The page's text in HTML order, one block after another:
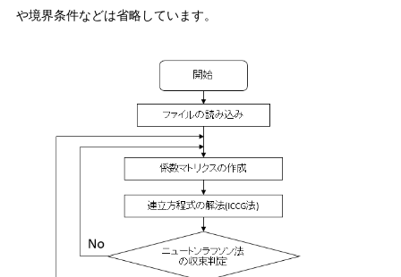
や境界条件などは省略しています。